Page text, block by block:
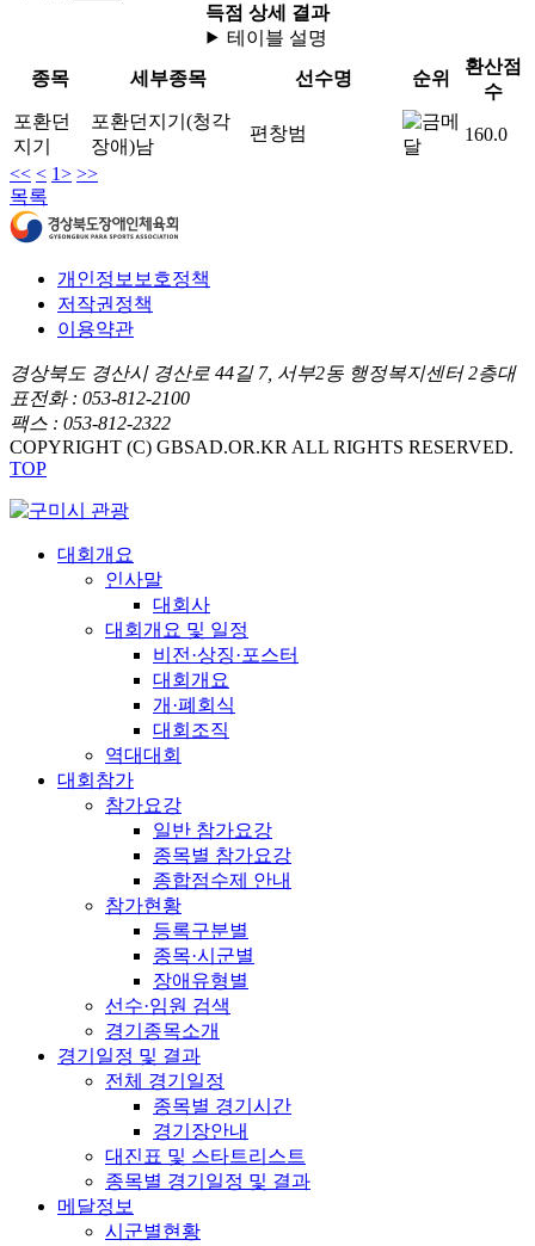
득점 상세 결과
테이블 설명
종목
세부종목 선수명 순위
환산점
수
포환던
지기
포환던지기(청각
장애)남
편창범
160.0
<< < 1> >>
목록
개인정보보호정책
저작권정책
이용약관
경상북도 경산시 경산로 44길 7, 서부2동 행정복지센터 2층대
표전화 : 053-812-2100
팩스 : 053-812-2322
COPYRIGHT (C) GBSAD.OR.KR ALL RIGHTS RESERVED.
TOP
대회개요
인사말
대회사
대회개요 및 일정
비전·상징·포스터
대회개요
개·폐회식
대회조직
역대대회
대회참가
참가요강
일반 참가요강
종목별 참가요강
종합점수제 안내
참가현황
등록구분별
종목·시군별
장애유형별
선수·임원 검색
경기종목소개
경기일정 및 결과
전체 경기일정
종목별 경기시간
경기장안내
대진표 및 스타트리스트
종목별 경기일정 및 결과
메달정보
시군별현황